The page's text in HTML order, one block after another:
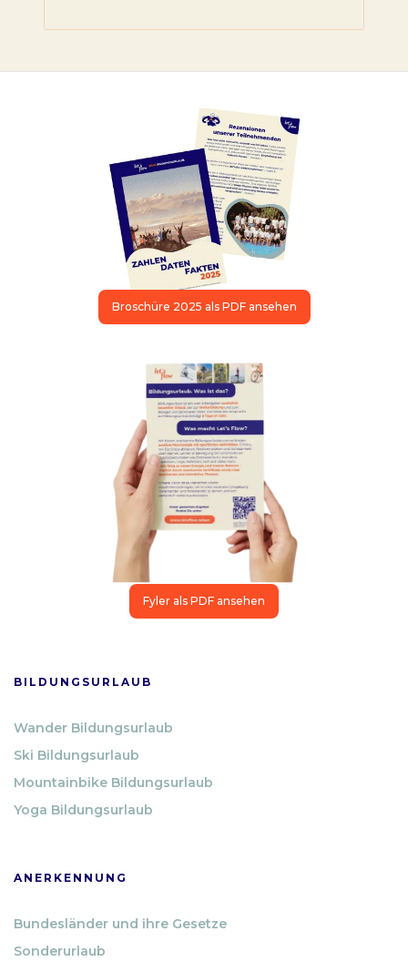
Broschüre 2025 als PDF ansehen
Fyler als PDF ansehen
BILDUNGSURLAUB
Wander Bildungsurlaub
Ski Bildungsurlaub
Mountainbike Bildungsurlaub
Yoga Bildungsurlaub
ANERKENNUNG
Bundesländer und ihre Gesetze
Sonderurlaub